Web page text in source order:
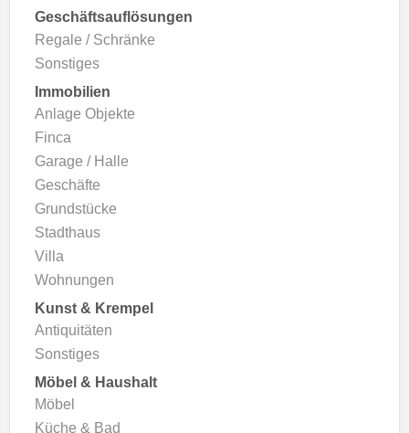
Geschäftsauflösungen
Regale / Schränke
Sonstiges
Immobilien
Anlage Objekte
Finca
Garage / Halle
Geschäfte
Grundstücke
Stadthaus
Villa
Wohnungen
Kunst & Krempel
Antiquitäten
Sonstiges
Möbel & Haushalt
Möbel
Küche & Bad